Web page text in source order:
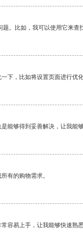
。比如，我可以使用它来查
下，比如将设置页面进行优化
能够得到妥善解决，让我能够
有的购物需求。
容易上手，让我能够快速熟悉